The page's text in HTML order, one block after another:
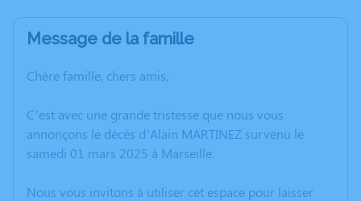
Message de la famille
Chère famille, chers amis,
C’est avec une grande tristesse que nous vous
annonçons le décès d’Alain MARTINEZ survenu le
samedi 01 mars 2025 à Marseille.
Nous vous invitons à utiliser cet espace pour laisser